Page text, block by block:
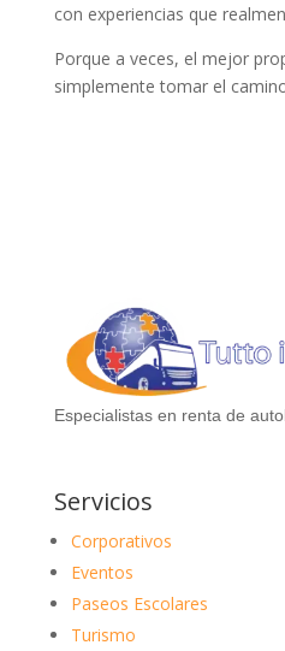
con experiencias que
Porque a veces, el mejor
simplemente tomar el
Especialistas en renta de
Servicios
Corporativos
Eventos
Paseos Escolares
Turismo